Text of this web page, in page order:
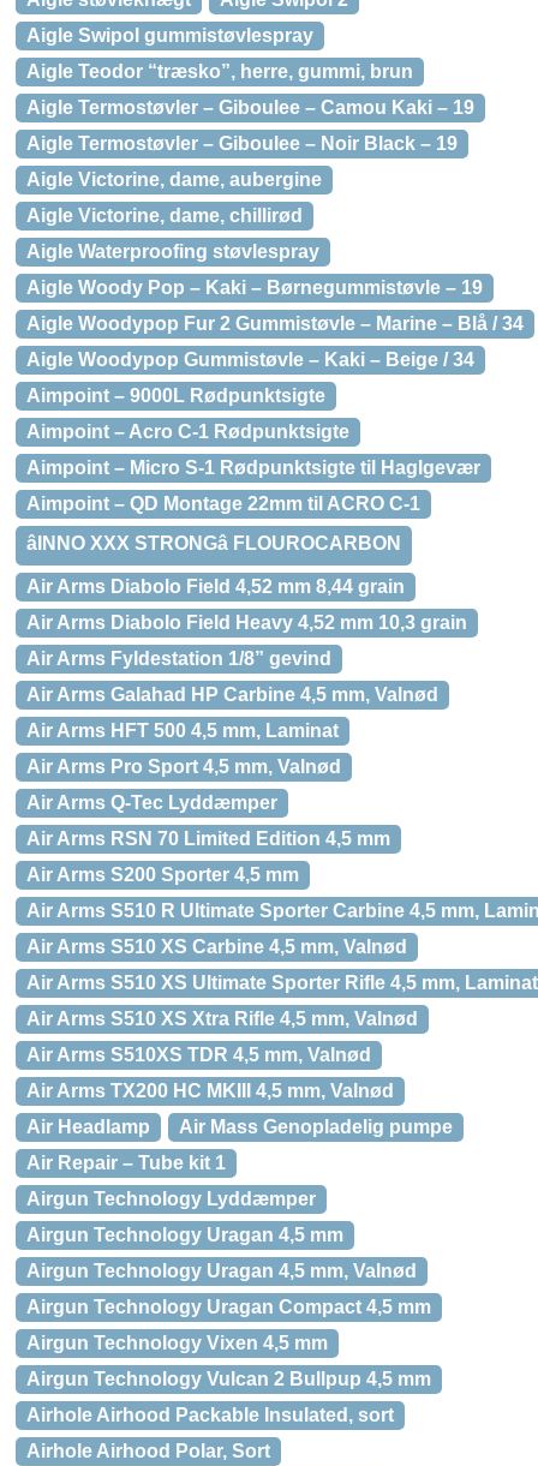
Aigle Swipol gummistøvlespray
Aigle Teodor “træsko”, herre, gummi, brun
Aigle Termostøvler – Giboulee – Camou Kaki – 19
Aigle Termostøvler – Giboulee – Noir Black – 19
Aigle Victorine, dame, aubergine
Aigle Victorine, dame, chillirød
Aigle Waterproofing støvlespray
Aigle Woody Pop – Kaki – Børnegummistøvle – 19
Aigle Woodypop Fur 2 Gummistøvle – Marine – Blå / 34
Aigle Woodypop Gummistøvle – Kaki – Beige / 34
Aimpoint – 9000L Rødpunktsigte
Aimpoint – Acro C-1 Rødpunktsigte
Aimpoint – Micro S-1 Rødpunktsigte til Haglgevær
Aimpoint – QD Montage 22mm til ACRO C-1
âINNO XXX STRONGâ FLOUROCARBON
Air Arms Diabolo Field 4,52 mm 8,44 grain
Air Arms Diabolo Field Heavy 4,52 mm 10,3 grain
Air Arms Fyldestation 1/8” gevind
Air Arms Galahad HP Carbine 4,5 mm, Valnød
Air Arms HFT 500 4,5 mm, Laminat
Air Arms Pro Sport 4,5 mm, Valnød
Air Arms Q-Tec Lyddæmper
Air Arms RSN 70 Limited Edition 4,5 mm
Air Arms S200 Sporter 4,5 mm
Air Arms S510 R Ultimate Sporter Carbine 4,5 mm,
Air Arms S510 XS Carbine 4,5 mm, Valnød
Air Arms S510 XS Ultimate Sporter Rifle 4,5 mm, Laminat
Air Arms S510 XS Xtra Rifle 4,5 mm, Valnød
Air Arms S510XS TDR 4,5 mm, Valnød
Air Arms TX200 HC MKIII 4,5 mm, Valnød
Air Headlamp
Air Mass Genopladelig pumpe
Air Repair – Tube kit 1
Airgun Technology Lyddæmper
Airgun Technology Uragan 4,5 mm
Airgun Technology Uragan 4,5 mm, Valnød
Airgun Technology Uragan Compact 4,5 mm
Airgun Technology Vixen 4,5 mm
Airgun Technology Vulcan 2 Bullpup 4,5 mm
Airhole Airhood Packable Insulated, sort
Airhole Airhood Polar, Sort